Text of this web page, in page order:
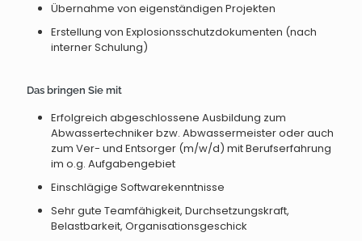
Übernahme von eigenständigen Projekten
Erstellung von Explosionsschutzdokumenten (nach
interner Schulung)
Das bringen Sie mit
Erfolgreich abgeschlossene Ausbildung zum
Abwassertechniker bzw. Abwassermeister oder auch
zum Ver- und Entsorger (m/w/d) mit Berufserfahrung
im o.g. Aufgabengebiet
Einschlägige Softwarekenntnisse
Sehr gute Teamfähigkeit, Durchsetzungskraft,
Belastbarkeit, Organisationsgeschick